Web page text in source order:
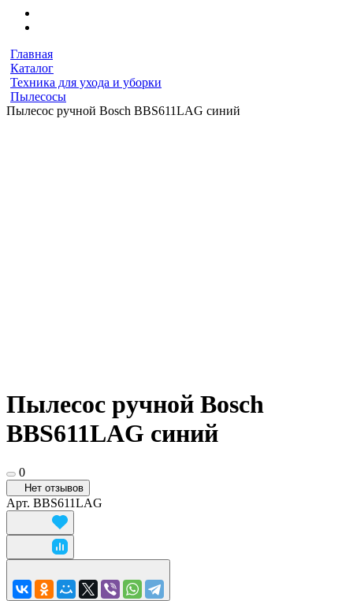
Главная
Каталог
Техника для ухода и уборки
Пылесосы
Пылесос ручной Bosch BBS611LAG синий
Пылесос ручной Bosch
BBS611LAG синий
0
Нет отзывов
Арт. BBS611LAG